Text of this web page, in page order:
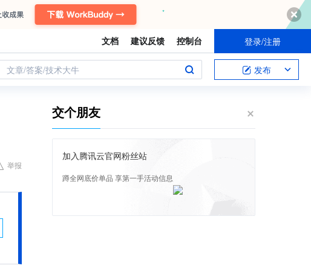
文档 建议反馈 控制台 登录/注册
文章/答案/技术大牛 发布
举报
交个朋友
加入腾讯云官网粉丝站
蹲全网底价单品 享第一手活动信息